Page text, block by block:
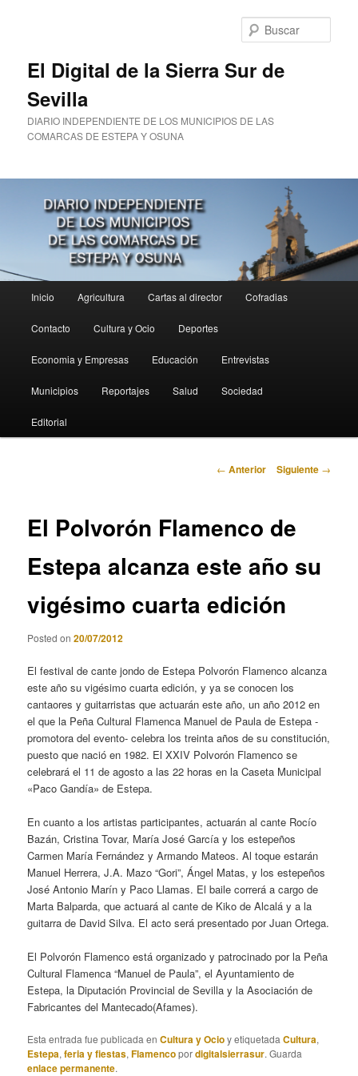
El Digital de la Sierra Sur de
Sevilla
DIARIO INDEPENDIENTE DE LOS MUNICIPIOS DE LAS
COMARCAS DE ESTEPA Y OSUNA
principal
Inicio Agricultura Cartas al director Cofradias
Contacto Cultura y Ocio Deportes
Economia y Empresas Educación Entrevistas
Municipios Reportajes Salud Sociedad
Editorial
Navegación
← Anterior Siguiente →
El Polvorón Flamenco de
Estepa alcanza este año su
vigésimo cuarta edición
Posted on20/07/2012
El festival de cante jondo de Estepa Polvorón Flamenco alcanza
este año su vigésimo cuarta edición, y ya se conocen los
cantaores y guitarristas que actuarán este año, un año 2012 en
el que la Peña Cultural Flamenca Manuel de Paula de Estepa -
promotora del evento- celebra los treinta años de su constitución,
puesto que nació en 1982. El XXIV Polvorón Flamenco se
celebrará el 11 de agosto a las 22 horas en la Caseta Municipal
«Paco Gandía» de Estepa.
En cuanto a los artistas participantes, actuarán al cante Rocío
Bazán, Cristina Tovar, María José García y los estepeños
Carmen María Fernández y Armando Mateos. Al toque estarán
Manuel Herrera, J.A. Mazo “Gori”, Ángel Matas, y los estepeños
José Antonio Marín y Paco Llamas. El baile correrá a cargo de
Marta Balparda, que actuará al cante de Kiko de Alcalá y a la
guitarra de David Silva. El acto será presentado por Juan Ortega.
El Polvorón Flamenco está organizado y patrocinado por la Peña
Cultural Flamenca “Manuel de Paula”, el Ayuntamiento de
Estepa, la Diputación Provincial de Sevilla y la Asociación de
Fabricantes del Mantecado(Afames).
Esta entrada fue publicada enCultura y Ocioy etiquetadaCultura,
Estepa,feria y fiestas,Flamencopordigitalsierrasur. Guarda
enlace permanente.